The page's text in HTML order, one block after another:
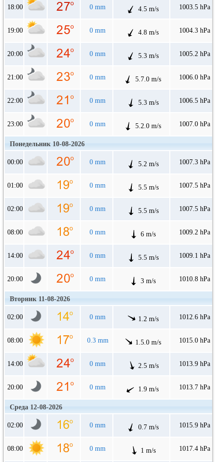
18:00 0 mm 4.5 m/s 1003.5 hPa
19:00 0 mm 4.8 m/s 1004.3 hPa
20:00 0 mm 5.3 m/s 1005.2 hPa
21:00 0 mm 5.7.0 m/s 1006.0 hPa
22:00 0 mm 5.3 m/s 1006.5 hPa
23:00 0 mm 5.2.0 m/s 1007.0 hPa
Понедельник 10-08-2026
00:00 0 mm 5.2 m/s 1007.3 hPa
01:00 0 mm 5.5 m/s 1007.5 hPa
02:00 0 mm 5.5 m/s 1007.5 hPa
08:00 0 mm 6 m/s 1009.2 hPa
14:00 0 mm 5.5 m/s 1009.1 hPa
20:00 0 mm 3 m/s 1010.8 hPa
Вторник 11-08-2026
02:00 0 mm 1.2 m/s 1012.6 hPa
08:00 0.3 mm 1.5.0 m/s 1015.0 hPa
14:00 0 mm 2.5 m/s 1013.9 hPa
20:00 0 mm 1.9 m/s 1013.7 hPa
Среда 12-08-2026
02:00 0 mm 0.7 m/s 1015.9 hPa
08:00 0 mm 1 m/s 1017.4 hPa